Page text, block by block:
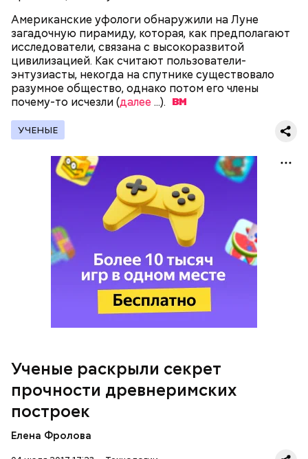
Американские уфологи обнаружили на Луне
загадочную пирамиду, которая, как предполагают
исследователи, связана с высокоразвитой
цивилизацией. Как считают пользователи-
энтузиасты, некогда на спутнике существовало
разумное общество, однако потом его члены
почему-то исчезли (далее ...).
УЧЕНЫЕ
Ученые раскрыли секрет
прочности древнеримских
построек
Елена Фролова
«Хлеба и зрелищ»: Археологи нашли стадион
ацтеков с человеческими останками